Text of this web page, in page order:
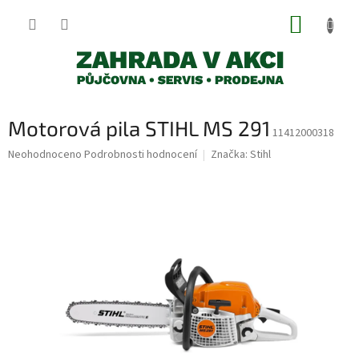
Motorová pila STIHL MS 291 11412000318
Průměrné
Neohodnoceno Podrobnosti hodnocení Značka: Stihl